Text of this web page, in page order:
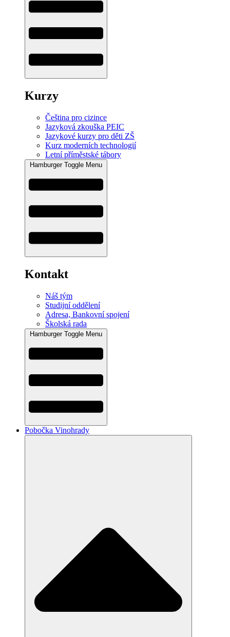
Kurzy
Čeština pro cizince
Jazyková zkouška PEIC
Jazykové kurzy pro děti ZŠ
Kurz moderních technologií
Letní příměstské tábory
Hamburger Toggle Menu
Kontakt
Náš tým
Studijní oddělení
Adresa, Bankovní spojení
Školská rada
Hamburger Toggle Menu
Pobočka Vinohrady